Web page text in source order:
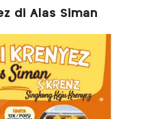
di Alas Siman